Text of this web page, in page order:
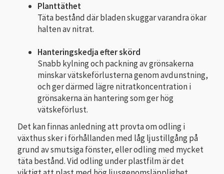
Planttäthet
Täta bestånd där bladen skuggar varandra ökar
halten av nitrat.
Hanteringskedja efter skörd
Snabb kylning och packning av grönsakerna
minskar vätskeförlusterna genom avdunstning,
och ger därmed lägre nitratkoncentration i
grönsakerna än hantering som ger hög
vätskeförlust.
Det kan finnas anledning att provta om odling i
växthus sker i förhållanden med låg ljustillgång på
grund av smutsiga fönster, eller odling med mycket
täta bestånd. Vid odling under plastfilm är det